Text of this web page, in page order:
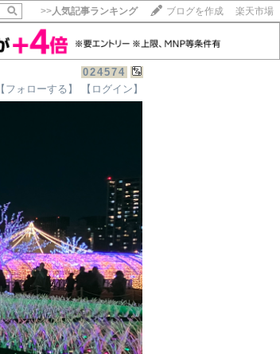
>>人気記事ランキング ブログを作成 楽天市場
024574
【フォローする】
【ログイン】